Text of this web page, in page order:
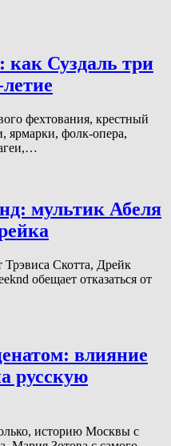
как Суздаль три
фехтования, крестный
ярмарки, фолк-опера,
мультик Абеля
Скотта, Дрейк
обещает отказаться от
влияние
русскую
историю Москвы с